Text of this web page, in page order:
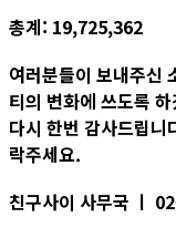
총계: 19,725,362
여러분들이 보내주신
티의 변화에 쓰도록
다시 한번 감사드립니
락주세요.
친구사이 사무국